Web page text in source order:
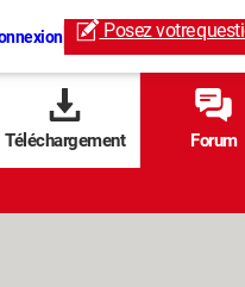
Posez votre
Téléchargement Forum